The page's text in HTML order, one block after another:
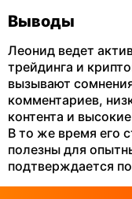
Выводы
Леонид ведет
трейдинга и
вызывают
комментариев,
контента и
В то же время его
полезны для
подтверждается